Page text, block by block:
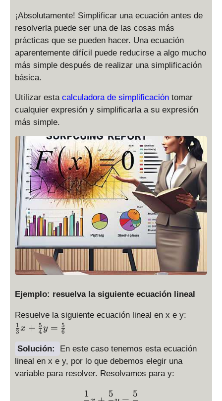
¡Absolutamente! Simplificar una ecuación antes de
resolverla puede ser una de las cosas más
prácticas que se pueden hacer. Una ecuación
aparentemente difícil puede reducirse a algo mucho
más simple después de realizar una simplificación
básica.
Utilizar esta calculadora de simplificación tomar
cualquier expresión y simplificarla a su expresión
más simple.
Ejemplo: resuelva la siguiente ecuación lineal
Resuelve la siguiente ecuación lineal en x e y:
c
3
1 x + 4
5 y = 6
5
Solución:
En este caso tenemos esta ecuación
lineal en x e y, por lo que debemos elegir una
variable para resolver. Resolvamos para y:
\frac{1}{3} x +
1 5 5